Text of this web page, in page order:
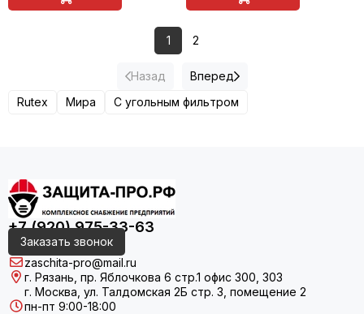
Назад
1 2
Вперед
Rutex
Мира С угольным фильтром
+7 (920) 975-33-63
Заказать звонок
zaschita-pro@mail.ru
г. Рязань, пр. Яблочкова 6 стр.1 офис 300, 303
г. Москва, ул. Талдомская 2Б стр. 3, помещение 2
пн-пт 9:00-18:00